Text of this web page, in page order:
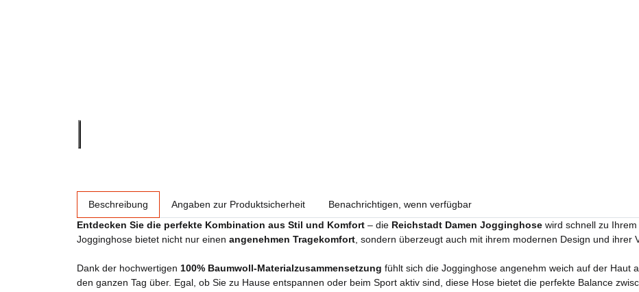
Beschreibung Angaben zur Produktsicherheit
Benachrichtigen, wenn verfügbar
Entdecken Sie die perfekte Kombination aus Stil und Komfort – die Reichstadt Damen Jogginghose wird schnell zu
Jogginghose bietet nicht nur einen angenehmen Tragekomfort , sondern überzeugt auch mit ihrem modernen Design und ihrer
Dank der hochwertigen 100% Baumwoll-Materialzusammensetzung fühlt sich die Jogginghose angenehm weich auf der Haut
den ganzen Tag über. Egal, ob Sie zu Hause entspannen oder beim Sport aktiv sind, diese Hose bietet die perfekte Balance